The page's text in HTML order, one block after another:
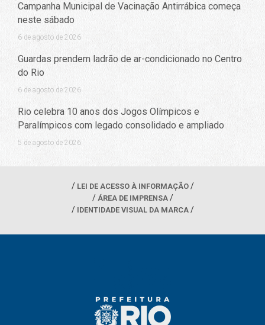
Campanha Municipal de Vacinação Antirrábica começa
neste sábado
6 de agosto de 2026
Guardas prendem ladrão de ar-condicionado no Centro
do Rio
6 de agosto de 2026
Rio celebra 10 anos dos Jogos Olímpicos e
Paralímpicos com legado consolidado e ampliado
5 de agosto de 2026
LEI DE ACESSO À INFORMAÇÃO
ÁREA DE IMPRENSA
IDENTIDADE VISUAL DA MARCA